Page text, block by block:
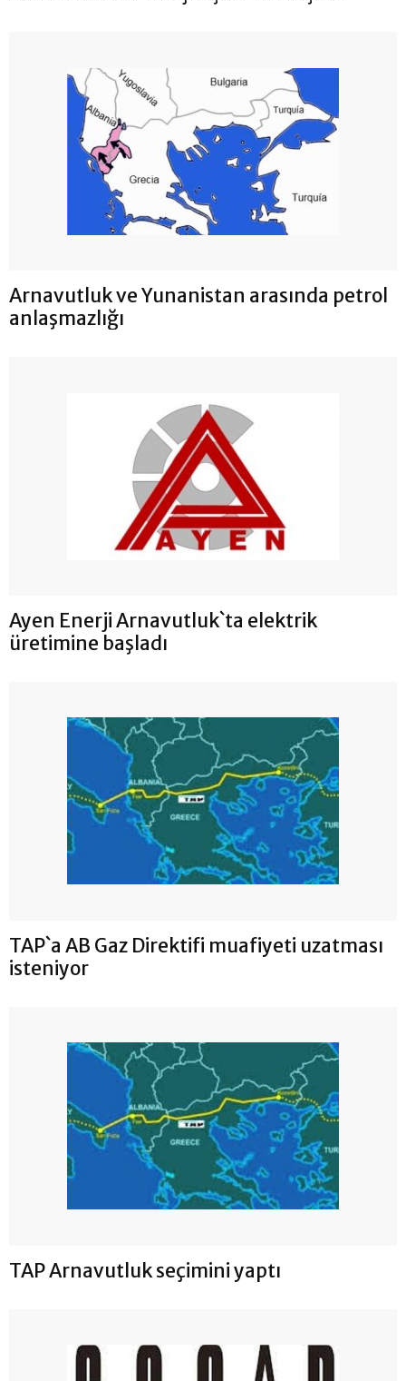
Arnavutluk ve Yunanistan arasında petrol
anlaşmazlığı
Ayen Enerji Arnavutluk`ta elektrik
üretimine başladı
TAP`a AB Gaz Direktifi muafiyeti uzatması
isteniyor
TAP Arnavutluk seçimini yaptı